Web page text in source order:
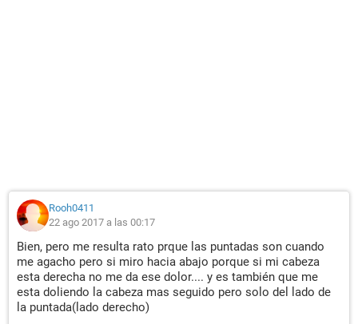
Rooh0411
22 ago 2017 a las 00:17
Bien, pero me resulta rato prque las puntadas son cuando
me agacho pero si miro hacia abajo porque si mi cabeza
esta derecha no me da ese dolor.... y es también que me
esta doliendo la cabeza mas seguido pero solo del lado de
la puntada(lado derecho)